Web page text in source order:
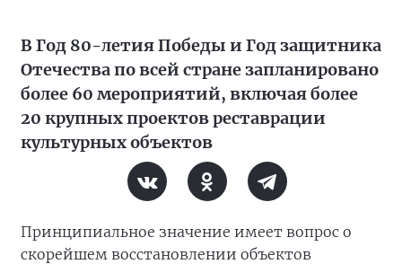
В Год 80-летия Победы и Год защитника
Отечества по всей стране запланировано
более 60 мероприятий, включая более
20 крупных проектов реставрации
культурных объектов
Принципиальное значение имеет вопрос о
скорейшем восстановлении объектов